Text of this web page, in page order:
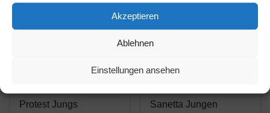
Akzeptieren
Ablehnen
Einstellungen ansehen
Protest Jungs
Sanetta Jungen